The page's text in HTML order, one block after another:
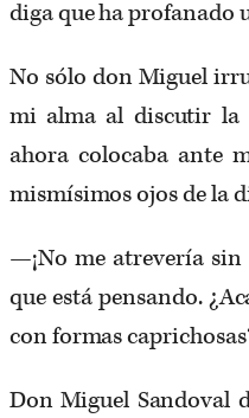
diga que ha profanado
No sólo don Miguel
mi alma al discutir la
ahora colocaba ante
mismísimos ojos de la
—¡No me atrevería sin
que está pensando.
con formas
Don Miguel Sandoval